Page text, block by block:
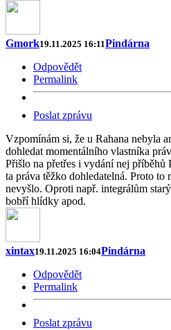
Gmork19.11.2025 16:11Pindárna
Odpovědět
Permalink
Poslat zprávu
Vzpomínám si, že u Rahana nebyla
dohledat momentálního vlastníka
Přišlo na přetřes i vydání nej příběhů
ta práva těžko dohledatelná. Proto to
nevyšlo. Oproti např. integrálům
bobří hlídky apod.
xintax19.11.2025 16:04Pindárna
Odpovědět
Permalink
Poslat zprávu